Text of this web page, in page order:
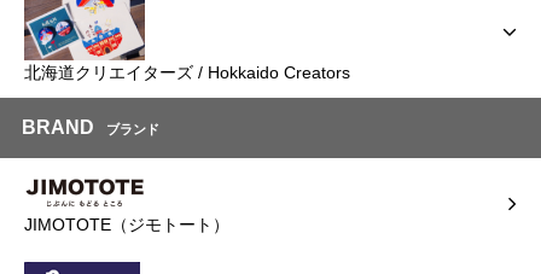
北海道クリエイターズ / Hokkaido Creators
BRAND ブランド
JIMOTOTE（ジモトート）